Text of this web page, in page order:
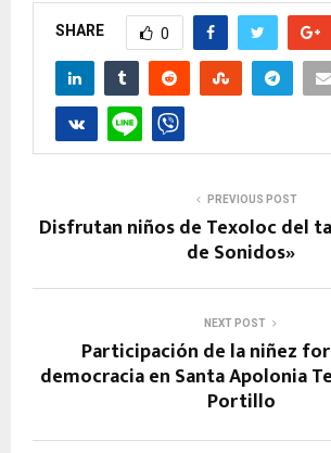
SHARE 0
PREVIOUS POST
Disfrutan niños de Texoloc del
de Sonidos»
NEXT POST
Participación de la niñez
democracia en Santa Apolonia
Portillo